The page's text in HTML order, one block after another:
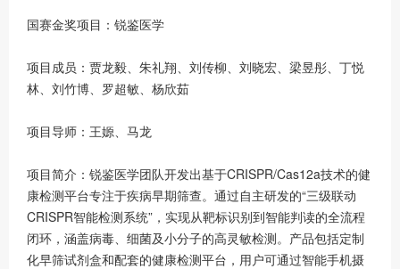
国赛金奖项目：锐鉴医学
项目成员：贾龙毅、朱礼翔、刘传柳、刘晓宏、梁昱彤、丁悦
林、刘竹博、罗超敏、杨欣茹
项目导师：王嫄、马龙
项目简介：锐鉴医学团队开发出基于CRISPR/Cas12a技术的健
康检测平台专注于疾病早期筛查。通过自主研发的“三级联动
CRISPR智能检测系统”，实现从靶标识别到智能判读的全流程
闭环，涵盖病毒、细菌及小分子的高灵敏检测。产品包括定制
化早筛试剂盒和配套的健康检测平台，用户可通过智能手机摄